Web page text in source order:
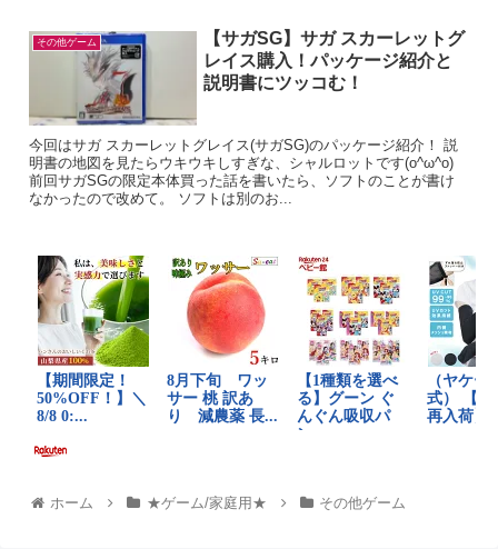
その他ゲーム
【サガSG】サガ スカーレットグ
レイス購入！パッケージ紹介と
説明書にツッコむ！
今回はサガ スカーレットグレイス(サガSG)のパッケージ紹介！ 説
明書の地図を見たらウキウキしすぎな、シャルロットです(o^ω^o)
前回サガSGの限定本体買った話を書いたら、ソフトのことが書け
なかったので改めて。 ソフトは別のお...
ホーム ★ゲーム/家庭用★ その他ゲーム